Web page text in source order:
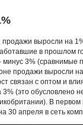
выросли на
в прошлом
3% (сравнимые
продажи выросли
связан с оптом и
(это обусловлено
В первом
30 апреля в сеть